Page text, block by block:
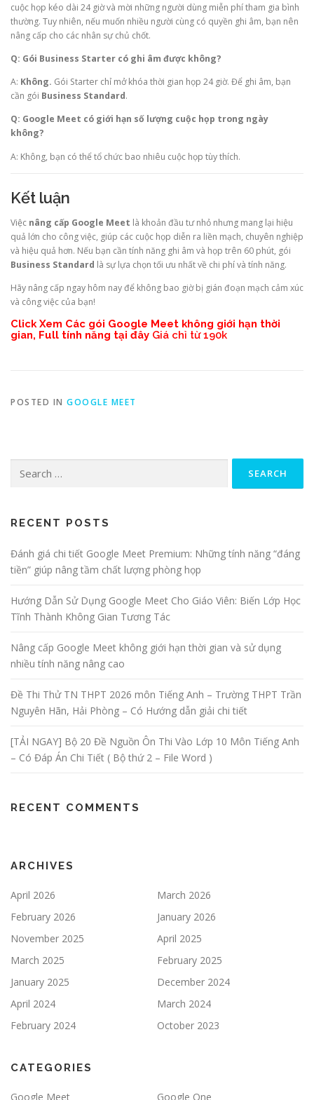
cuộc họp kéo dài 24 giờ và mời những người dùng miễn phí tham gia bình
thường. Tuy nhiên, nếu muốn nhiều người cùng có quyền ghi âm, bạn nên
nâng cấp cho các nhân sự chủ chốt.
Q: Gói Business Starter có ghi âm được không?
A: Không. Gói Starter chỉ mở khóa thời gian họp 24 giờ. Để ghi âm, bạn
cần gói Business Standard.
Q: Google Meet có giới hạn số lượng cuộc họp trong ngày
không?
A: Không, bạn có thể tổ chức bao nhiêu cuộc họp tùy thích.
Kết luận
Việc nâng cấp Google Meet là khoản đầu tư nhỏ nhưng mang lại hiệu
quả lớn cho công việc, giúp các cuộc họp diễn ra liền mạch, chuyên nghiệp
và hiệu quả hơn. Nếu bạn cần tính năng ghi âm và họp trên 60 phút, gói
Business Standard là sự lựa chọn tối ưu nhất về chi phí và tính năng.
Hãy nâng cấp ngay hôm nay để không bao giờ bị gián đoạn mạch cảm xúc
và công việc của bạn!
Click Xem Các gói Google Meet không giới hạn thời
gian, Full tính năng tại đây Giá chỉ từ 190k
POSTED IN GOOGLE MEET
for:
RECENT POSTS
Đánh giá chi tiết Google Meet Premium: Những tính năng “đáng
tiền” giúp nâng tầm chất lượng phòng họp
Hướng Dẫn Sử Dụng Google Meet Cho Giáo Viên: Biến Lớp Học
Tĩnh Thành Không Gian Tương Tác
Nâng cấp Google Meet không giới hạn thời gian và sử dụng
nhiều tính năng nâng cao
Đề Thi Thử TN THPT 2026 môn Tiếng Anh – Trường THPT Trần
Nguyên Hãn, Hải Phòng – Có Hướng dẫn giải chi tiết
[TẢI NGAY] Bộ 20 Đề Nguồn Ôn Thi Vào Lớp 10 Môn Tiếng Anh
– Có Đáp Án Chi Tiết ( Bộ thứ 2 – File Word )
RECENT COMMENTS
ARCHIVES
April 2026
March 2026
February 2026
January 2026
November 2025
April 2025
March 2025
February 2025
January 2025
December 2024
April 2024
March 2024
February 2024
October 2023
CATEGORIES
Google Meet Google One